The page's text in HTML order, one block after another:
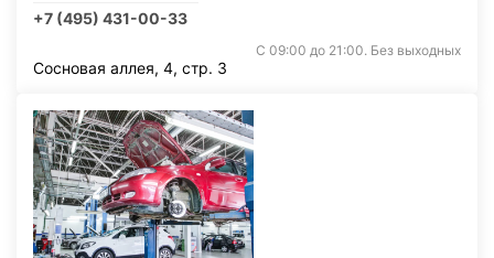
+7 (495) 431-00-33
С 09:00 до 21:00. Без выходных
Сосновая аллея, 4, стр. 3